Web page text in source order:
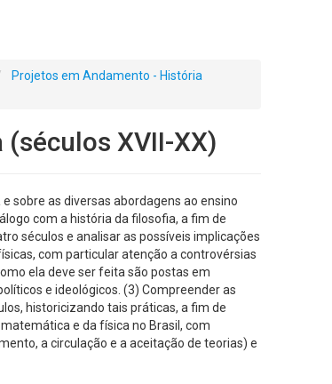
Projetos em Andamento - História
XVII-XX)
sobre as diversas abordagens ao ensino
com a história da filosofia, a fim de
séculos e analisar as possíveis implicações
com particular atenção a controvérsias
ela deve ser feita são postas em
e ideológicos. (3) Compreender as
historicizando tais práticas, a fim de
e da física no Brasil, com
a circulação e a aceitação de teorias) e